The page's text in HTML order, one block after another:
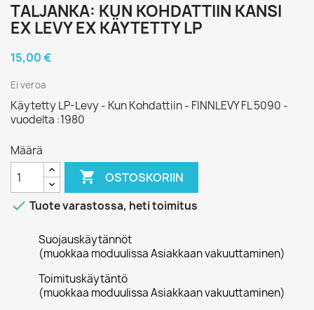
TALJANKA: KUN KOHDATTIIN KANSI
EX LEVY EX KÄYTETTY LP
15,00 €
Ei veroa
Käytetty LP-Levy - Kun Kohdattiin - FINNLEVY FL 5090 -
vuodelta :1980
Määrä
 OSTOSKORIIN
 Tuote varastossa, heti toimitus
Suojauskäytännöt
(muokkaa moduulissa Asiakkaan vakuuttaminen)
Toimituskäytäntö
(muokkaa moduulissa Asiakkaan vakuuttaminen)